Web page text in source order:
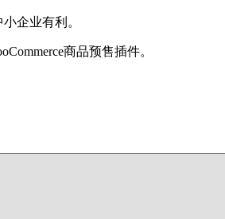
企业有利。
商品预售插件。